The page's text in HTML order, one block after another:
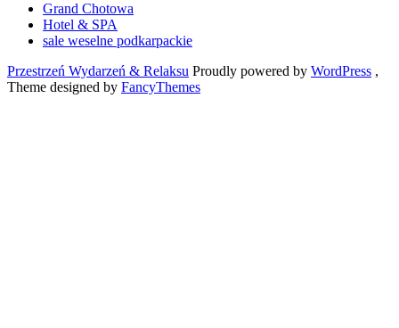
Grand Chotowa
Hotel & SPA
sale weselne podkarpackie
Przestrzeń Wydarzeń & Relaksu Proudly powered by WordPress ,
Theme designed by FancyThemes